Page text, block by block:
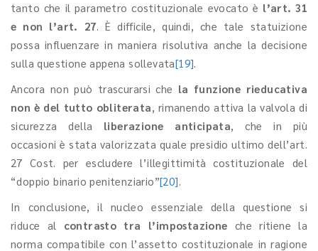
tanto che il parametro costituzionale evocato è l’art. 31
e non l’art. 27. È difficile, quindi, che tale statuizione
possa influenzare in maniera risolutiva anche la decisione
sulla questione appena sollevata[19].
Ancora non può trascurarsi che la funzione rieducativa
non è del tutto obliterata, rimanendo attiva la valvola di
sicurezza della liberazione anticipata, che in più
occasioni è stata valorizzata quale presidio ultimo dell’art.
27 Cost. per escludere l’illegittimità costituzionale del
“doppio binario penitenziario”[20].
In conclusione, il nucleo essenziale della questione si
riduce al contrasto tra l’impostazione che ritiene la
norma compatibile con l’assetto costituzionale in ragione